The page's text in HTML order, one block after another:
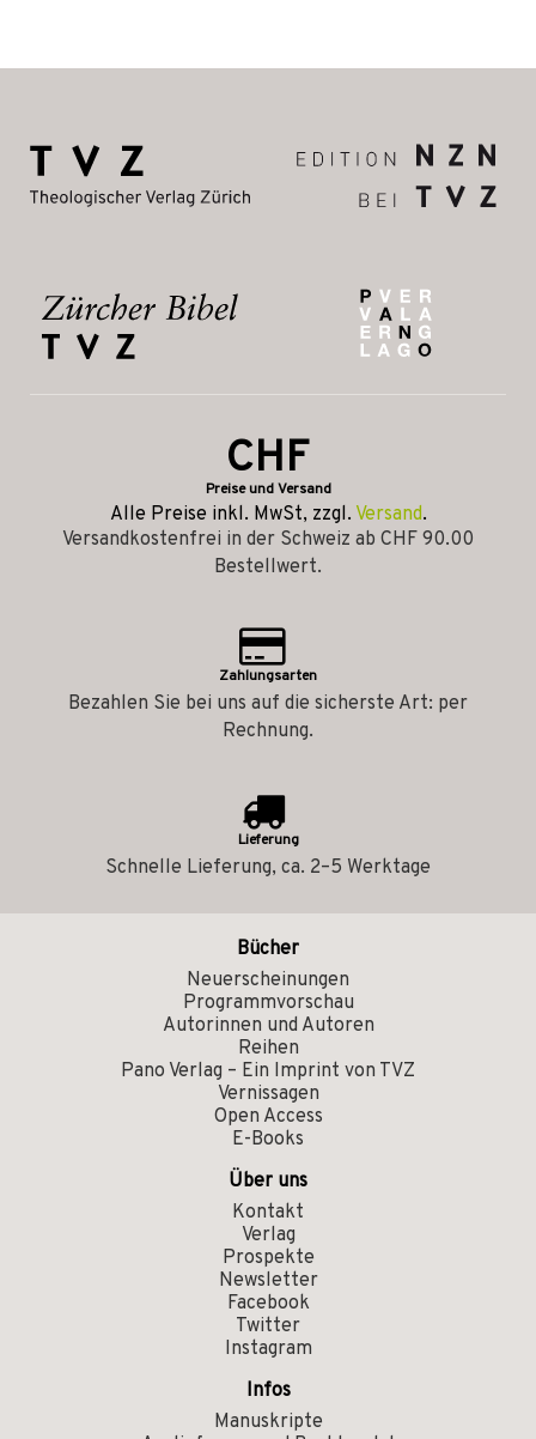
CHF
Preise und Versand
Alle Preise inkl. MwSt, zzgl. Versand.
Versandkostenfrei in der Schweiz ab CHF 90.00
Bestellwert.
Zahlungsarten
Bezahlen Sie bei uns auf die sicherste Art: per
Rechnung.
Lieferung
Schnelle Lieferung, ca. 2–5 Werktage
Bücher
Neuerscheinungen
Programmvorschau
Autorinnen und Autoren
Reihen
Pano Verlag – Ein Imprint von TVZ
Vernissagen
Open Access
E-Books
Über uns
Kontakt
Verlag
Prospekte
Newsletter
Facebook
Twitter
Instagram
Infos
Manuskripte